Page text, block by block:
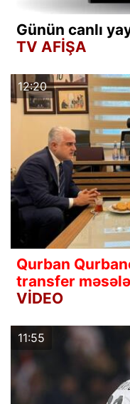
Günün canlı
TV AFİŞA
12:20
Qurban
transfer
VİDEO
11:55